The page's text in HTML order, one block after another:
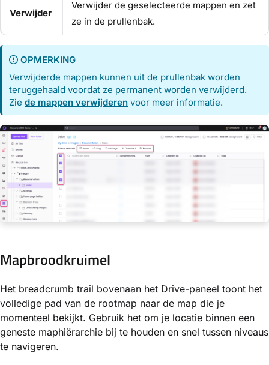
Verwijder
Verwijder de geselecteerde mappen en zet
ze in de prullenbak.
OPMERKING
Verwijderde mappen kunnen uit de prullenbak worden
teruggehaald voordat ze permanent worden verwijderd.
Ziede mappen verwijderen voor meer informatie.
Mapbroodkruimel
Het breadcrumb trail bovenaan het Drive-paneel toont het
volledige pad van de rootmap naar de map die je
momenteel bekijkt. Gebruik het om je locatie binnen een
geneste maphiërarchie bij te houden en snel tussen niveaus
te navigeren.